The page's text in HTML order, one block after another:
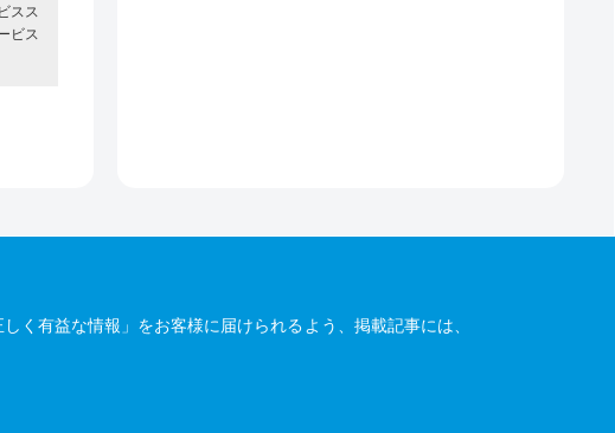
スス
ビス
く有益な情報」をお客様に届けられるよう、掲載記事には、